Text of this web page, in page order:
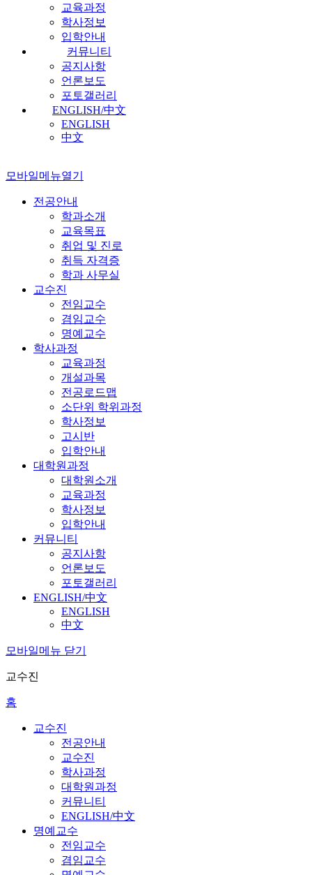
교육과정
학사정보
입학안내
커뮤니티
공지사항
언론보도
포토갤러리
ENGLISH/中文
ENGLISH
中文
모바일메뉴열기
전공안내
학과소개
교육목표
취업 및 진로
취득 자격증
학과 사무실
교수진
전임교수
겸임교수
명예교수
학사과정
교육과정
개설과목
전공로드맵
소단위 학위과정
학사정보
고시반
입학안내
대학원과정
대학원소개
교육과정
학사정보
입학안내
커뮤니티
공지사항
언론보도
포토갤러리
ENGLISH/中文
ENGLISH
中文
모바일메뉴 닫기
교수진
홈
교수진
전공안내
교수진
학사과정
대학원과정
커뮤니티
ENGLISH/中文
명예교수
전임교수
겸임교수